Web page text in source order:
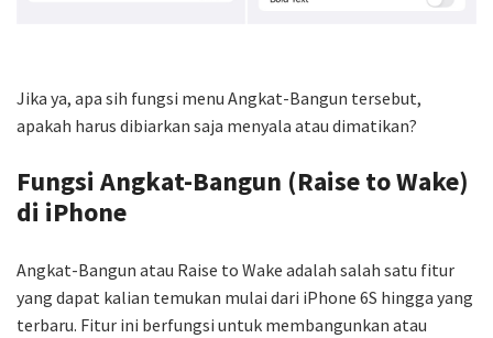
Jika ya, apa sih fungsi menu Angkat-Bangun tersebut,
apakah harus dibiarkan saja menyala atau dimatikan?
Fungsi Angkat-Bangun (Raise to Wake)
di iPhone
Angkat-Bangun atau Raise to Wake adalah salah satu fitur
yang dapat kalian temukan mulai dari iPhone 6S hingga yang
terbaru. Fitur ini berfungsi untuk membangunkan atau